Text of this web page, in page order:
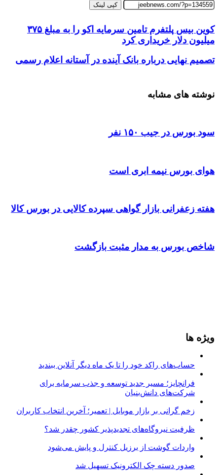
کپی لینک
کوین بیس پلتفرم تامین سرمایه اکو را به مبلغ ۳۷۵
میلیون دلار خریداری کرد
تصمیم نهایی درباره بانک آینده در آستانه اعلام رسمی
نوشته های مشابه
سود بورس در جیب ۱۵۰ نفر
هوای بورس نیمه ابری است
هفته زعفرانی بازار گواهی سپرده کالایی در بورس کالا
شاخص بورس به مدار مثبت بازگشت
ویژه ها
حساب‌های راکد خود را تا یک ماه دیگر آنلاین ببندید
فرانچایز؛ مسیر جدید توسعه و جذب سرمایه برای
شرکت‌های دانش‌بنیان
زخم گرانی بر بازار موبایل | تعمیر؛ آخرین انتخاب کاربران
ظرفیت نیروگاه‌های تجدیدپذیر کشور چقدر شد؟
واردات گوشت از برزیل کنترل و پایش می‌شود
صدور دسته چک الکترونیک تسهیل شد